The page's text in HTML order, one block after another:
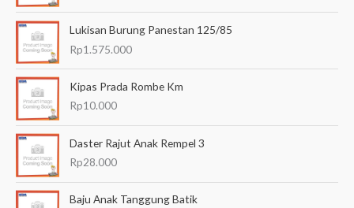
u
n
u
Lukisan Burung Panestan 125/85
Rp1.575.000
Kipas Prada Rombe Km
Rp10.000
Daster Rajut Anak Rempel 3
Rp28.000
Baju Anak Tanggung Batik